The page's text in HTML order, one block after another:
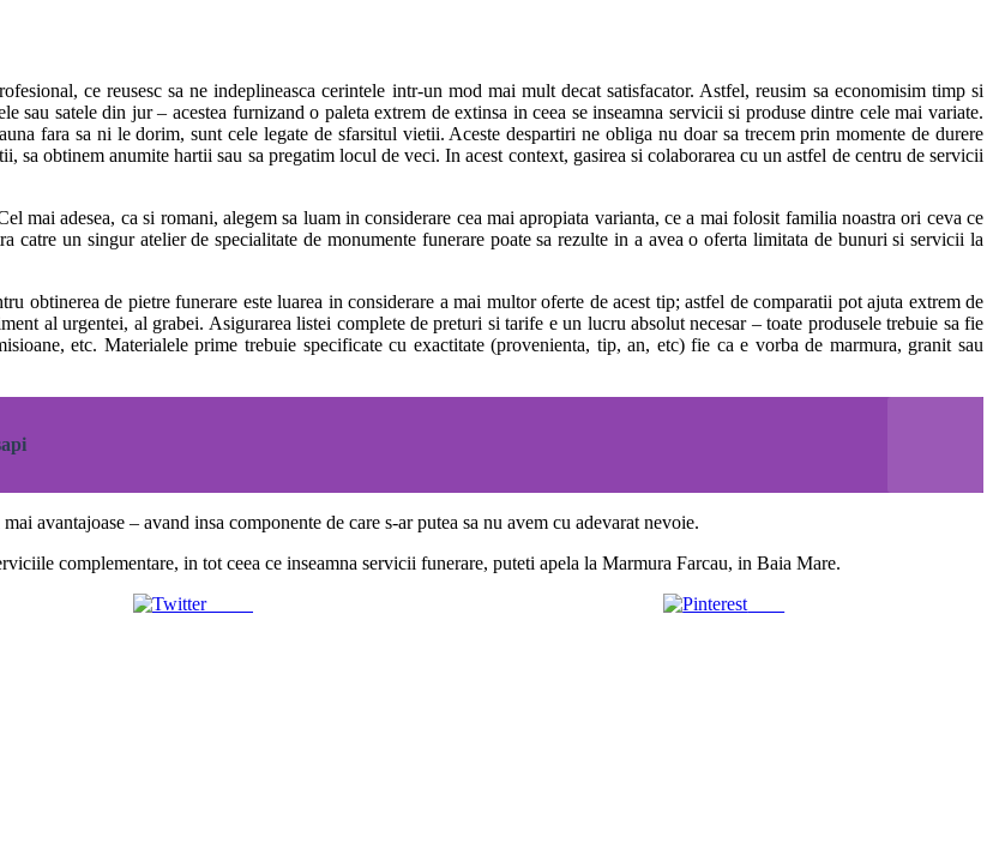
ce reusesc sa ne indeplineasca cerintele intr-un mod mai mult decat satisfacator. Astfel, reusim sa economisim timp si
sau satele din jur– acestea furnizand o paleta extrem de extinsa in ceea se inseamna servicii si produse dintre cele mai variate.
fara sa ni le dorim, sunt cele legate de sfarsitul vietii. Aceste despartiri ne obliga nu doar sa trecem prin momente de durere
sa obtinem anumite hartii sau sa pregatim locul de veci. In acest context, gasirea si colaborarea cu un astfel de centru de servicii
mai adesea, ca si romani, alegem sa luam in considerare cea mai apropiata varianta, ce a mai folosit familia noastra ori ceva ce
catre un singur atelier de specialitate de monumente funerare poate sa rezulte in a avea o oferta limitata de bunuri si servicii la
obtinerea de pietre funerare este luarea in considerare a mai multor oferte de acest tip; astfel de comparatii pot ajuta extrem de
al urgentei, al grabei. Asigurarea listei complete de preturi si tarife e un lucru absolut necesar – toate produsele trebuie sa fie
etc. Materialele prime trebuie specificate cu exactitate (provenienta, tip, an, etc) fie ca e vorba de marmura, granit sau
avantajoase – avand insa componente de care s-ar putea sa nu avem cu adevarat nevoie.
complementare, in tot ceea ce inseamna servicii funerare, puteti apela la Marmura Farcau, in Baia Mare.
Tweet